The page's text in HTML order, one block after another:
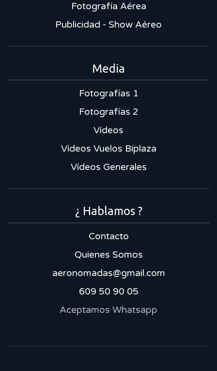
Fotografía Aérea
Publicidad - Show Aéreo
Media
Fotografías 1
Fotografías 2
Vídeos
Vídeos Vuelos Biplaza
Vídeos Generales
¿ Hablamos ?
Contacto
Quienes Somos
aeronomadas@gmail.com
609 50 90 05
Aceptamos Whatsapp